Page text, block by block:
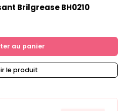
Brilgrease BH0210
au panier
le produit